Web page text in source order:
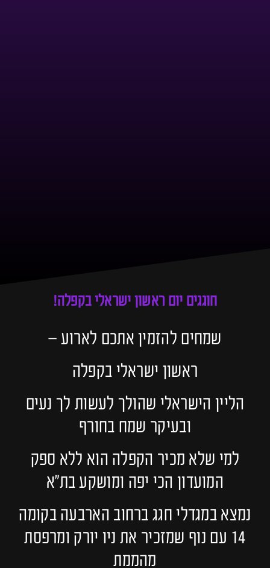
חוגגים יום ראשון ישראלי בקפלה!
שמחים להזמין אתכם לארוע –
ראשון ישראלי בקפלה
הליין הישראלי שהולך לעשות לך נעים
ובעיקר שמח בחורף
למי שלא מכיר הקפלה הוא ללא ספק
המועדון הכי יפה ומושקע בת״א
נמצא במגדלי חגג ברחוב הארבעה בקומה
14 עם נוף שמזכיר את ניו יורק ומרפסת
מהממת